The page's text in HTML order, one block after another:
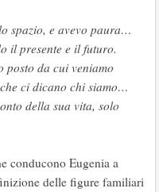
spazio, e avevo paura…
il presente e il futuro.
posto da cui veniamo
ci dicano chi siamo…
della sua vita, solo
conducono Eugenia a
delle figure familiari